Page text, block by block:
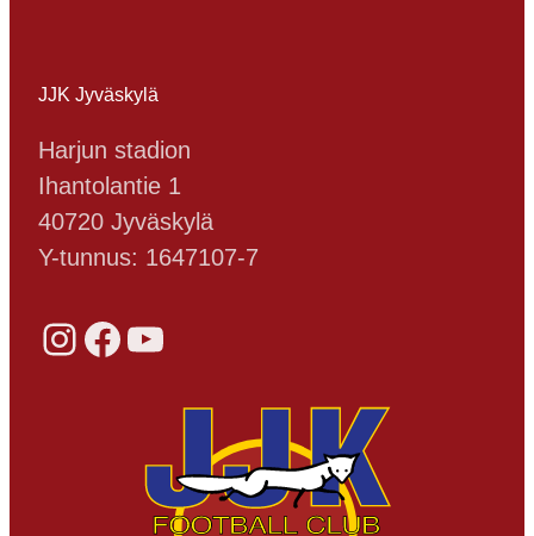
JJK Jyväskylä
Harjun stadion
Ihantolantie 1
40720 Jyväskylä
Y-tunnus: 1647107-7
Instagram Facebook YouTube